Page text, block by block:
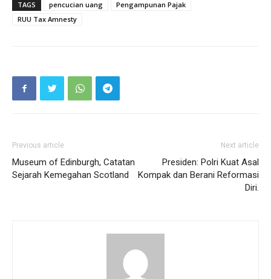
TAGS pencucian uang
Pengampunan Pajak
RUU Tax Amnesty
Previous article
Museum of Edinburgh, Catatan
Sejarah Kemegahan Scotland
Next article
Presiden: Polri Kuat Asal
Kompak dan Berani Reformasi
Diri.